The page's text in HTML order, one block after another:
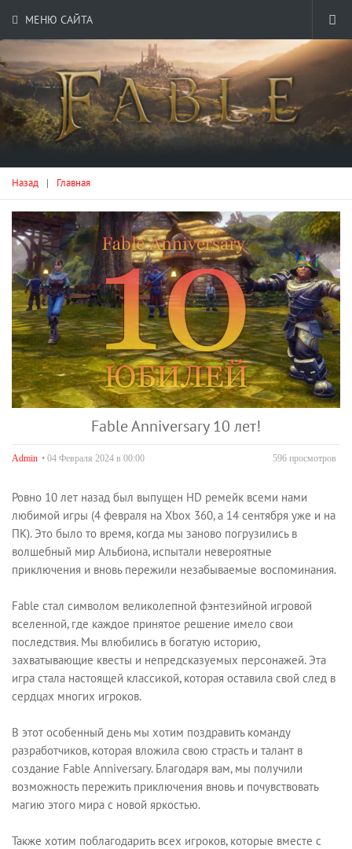
МЕНЮ САЙТА
Назад | Главная
Fable Anniversary 10 лет!
Admin • 04 Февраля 2024 в 00:00 596 просмотров
Ровно 10 лет назад был выпущен HD ремейк всеми нами
любимой игры (4 февраля на Xbox 360, а 14 сентября уже и на
ПК). Это было то время, когда мы заново погрузились в
волшебный мир Альбиона, испытали невероятные
приключения и вновь пережили незабываемые воспоминания.
Fable стал символом великолепной фэнтезийной игровой
вселенной, где каждое принятое решение имело свои
последствия. Мы влюбились в богатую историю,
захватывающие квесты и непредсказуемых персонажей. Эта
игра стала настоящей классикой, которая оставила свой след в
сердцах многих игроков.
В этот особенный день мы хотим поздравить команду
разработчиков, которая вложила свою страсть и талант в
создание Fable Anniversary. Благодаря вам, мы получили
возможность пережить приключения вновь и почувствовать
магию этого мира с новой яркостью.
Также хотим поблагодарить всех игроков, которые вместе с